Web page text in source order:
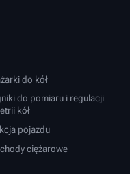
do kół
do pomiaru i regulacji
kół
pojazdu
ciężarowe